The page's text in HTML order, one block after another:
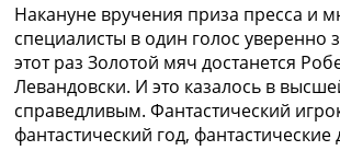
Накануне вручения приза пресса и
специалисты в один голос уверенно
этот раз Золотой мяч достанется
Левандовски. И это казалось в
справедливым. Фантастический
фантастический год,